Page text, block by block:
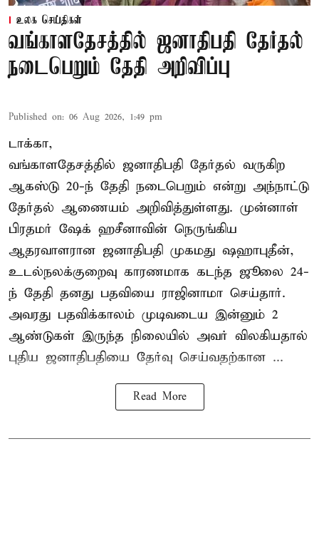
உலக செய்திகள்
வங்காளதேசத்தில் ஜனாதிபதி தேர்தல்
நடைபெறும் தேதி அறிவிப்பு
Published on: 06 Aug 2026, 1:49 pm
டாக்கா,
வங்காளதேசத்தில் ஜனாதிபதி தேர்தல் வருகிற
ஆகஸ்டு 20-ந் தேதி நடைபெறும் என்று அந்நாட்டு
தேர்தல் ஆணையம் அறிவித்துள்ளது. முன்னாள்
பிரதமர் ஷேக் ஹசீனாவின் நெருங்கிய
ஆதரவாளரான ஜனாதிபதி முகமது ஷஹாபுதீன்,
உடல்நலக்குறைவு காரணமாக கடந்த ஜூலை 24-
ந் தேதி தனது பதவியை ராஜினாமா செய்தார்.
அவரது பதவிக்காலம் முடிவடைய இன்னும் 2
ஆண்டுகள் இருந்த நிலையில் அவர் விலகியதால்
புதிய ஜனாதிபதியை தேர்வு செய்வதற்கான ...
Read More